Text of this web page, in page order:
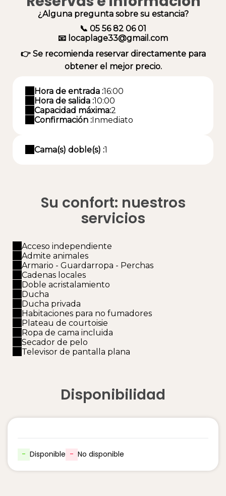
¿Alguna pregunta sobre su estancia?
📞 05 56 82 06 01
📧 locaplage33@gmail.com
👉 Se recomienda reservar directamente para
obtener el mejor precio.
Hora de entrada :16:00
Hora de salida :10:00
Capacidad máxima:2
Confirmación :Inmediato
Cama(s) doble(s) :1
Su confort: nuestros
servicios
Acceso independiente
Admite animales
Armario - Guardarropa - Perchas
Cadenas locales
Doble acristalamiento
Ducha
Ducha privada
Habitaciones para no fumadores
Plateau de courtoisie
Ropa de cama incluida
Secador de pelo
Televisor de pantalla plana
Disponibilidad
- Disponible - No disponible